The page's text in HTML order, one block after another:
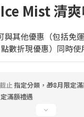
Mist 清
與其他優惠（包括免
數折現優惠）同時使
止指定分類，🎁8月限定
滿額禮遇